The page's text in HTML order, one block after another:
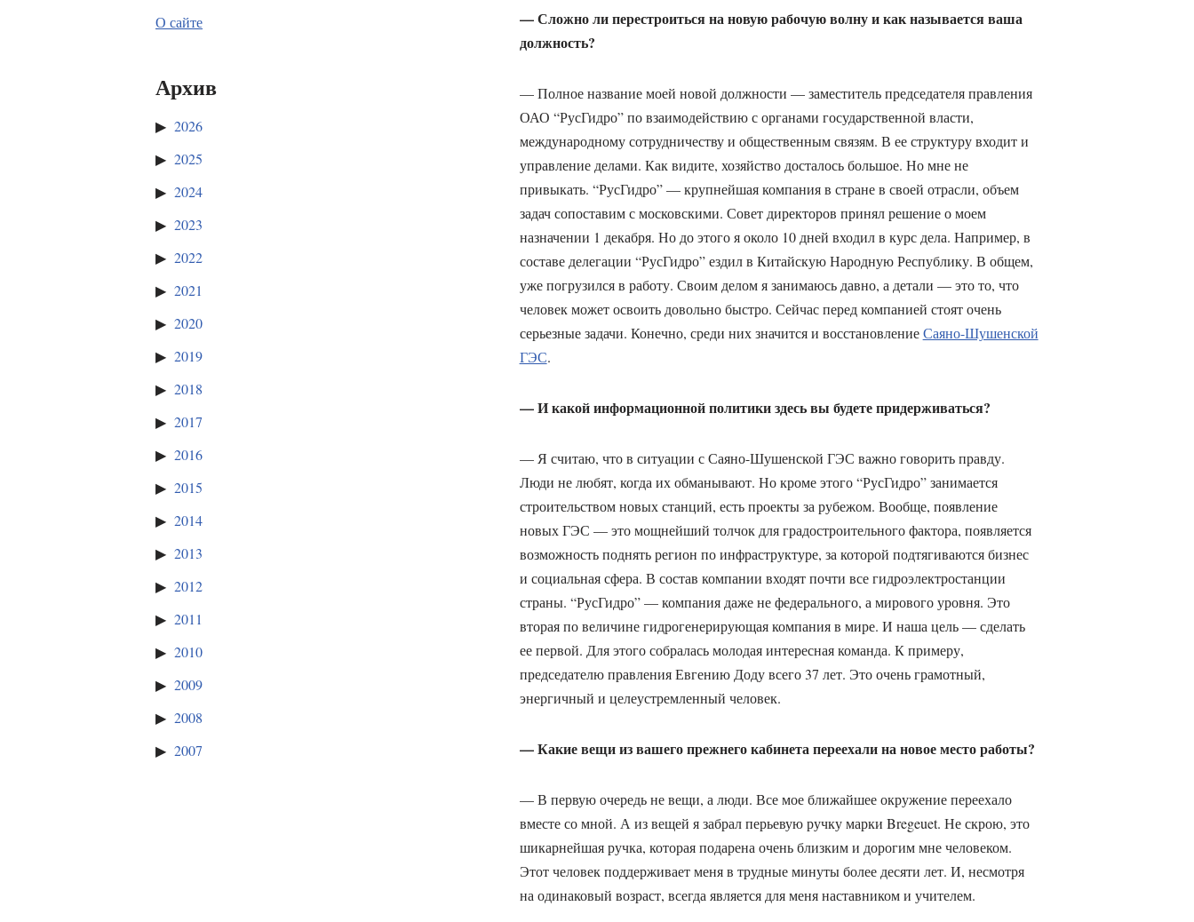
О сайте
Архив
2026
2025
2024
2023
2022
2021
2020
2019
2018
2017
2016
2015
2014
2013
2012
2011
2010
2009
2008
2007
— Сложно ли перестроиться на новую рабочую волну и как называется ваша
должность?
— Полное название моей новой должности — заместитель председателя правления
ОАО “РусГидро” по взаимодействию с органами государственной власти,
международному сотрудничеству и общественным связям. В ее структуру входит и
управление делами. Как видите, хозяйство досталось большое. Но мне не
привыкать. “РусГидро” — крупнейшая компания в стране в своей отрасли, объем
задач сопоставим с московскими. Совет директоров принял решение о моем
назначении 1 декабря. Но до этого я около 10 дней входил в курс дела. Например, в
составе делегации “РусГидро” ездил в Китайскую Народную Республику. В общем,
уже погрузился в работу. Своим делом я занимаюсь давно, а детали — это то, что
человек может освоить довольно быстро. Сейчас перед компанией стоят очень
серьезные задачи. Конечно, среди них значится и восстановлениеСаяно-Шушенской
ГЭС.
— И какой информационной политики здесь вы будете придерживаться?
— Я считаю, что в ситуации с Саяно-Шушенской ГЭС важно говорить правду.
Люди не любят, когда их обманывают. Но кроме этого “РусГидро” занимается
строительством новых станций, есть проекты за рубежом. Вообще, появление
новых ГЭС — это мощнейший толчок для градостроительного фактора, появляется
возможность поднять регион по инфраструктуре, за которой подтягиваются бизнес
и социальная сфера. В состав компании входят почти все гидроэлектростанции
страны. “РусГидро” — компания даже не федерального, а мирового уровня. Это
вторая по величине гидрогенерирующая компания в мире. И наша цель — сделать
ее первой. Для этого собралась молодая интересная команда. К примеру,
председателю правления Евгению Доду всего 37 лет. Это очень грамотный,
энергичный и целеустремленный человек.
— Какие вещи из вашего прежнего кабинета переехали на новое место работы?
— В первую очередь не вещи, а люди. Все мое ближайшее окружение переехало
вместе со мной. А из вещей я забрал перьевую ручку марки Bregeuet. Не скрою, это
шикарнейшая ручка, которая подарена очень близким и дорогим мне человеком.
Этот человек поддерживает меня в трудные минуты более десяти лет. И, несмотря
на одинаковый возраст, всегда является для меня наставником и учителем.